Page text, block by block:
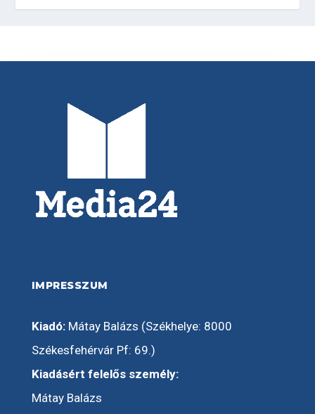
IMPRESSZUM
Kiadó:Mátay Balázs (Székhelye: 8000
Székesfehérvár Pf: 69.)
Kiadásért felelős személy:
Mátay Balázs